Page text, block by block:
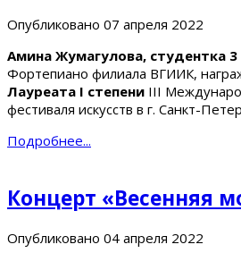
Опубликовано 07 апреля 2022
Амина Жумагулова, студентка 3
Фортепиано филиала ВГИИК,
Лауреата I степени III
фестиваля искусств в г. Санкт-
Подробнее...
Концерт «Весенняя
Опубликовано 04 апреля 2022